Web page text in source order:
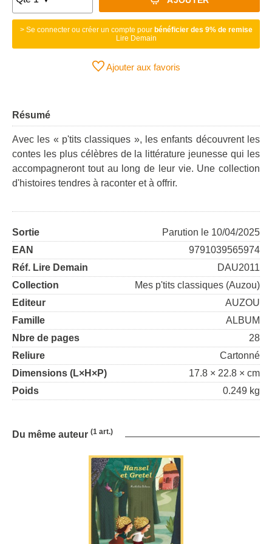
> Se connecter ou créer un compte pour bénéficier des 9% de remise
Lire Demain
Ajouter aux favoris
Résumé
Avec les « p'tits classiques », les enfants découvrent les
contes les plus célèbres de la littérature jeunesse qui les
accompagneront tout au long de leur vie. Une collection
d'histoires tendres à raconter et à offrir.
Sortie
Parution le 10/04/2025
EAN
9791039565974
Réf. Lire Demain
DAU2011
Collection
Mes p'tits classiques (Auzou)
Editeur
AUZOU
Famille
ALBUM
Nbre de pages
28
Reliure
Cartonné
Dimensions (L×H×P)
17.8 × 22.8 × cm
Poids
0.249 kg
Du même auteur (1 art.)